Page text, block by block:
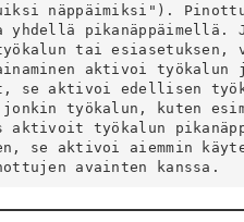
näppäimiksi").
pikanäppäimellä.
tai esiasetuksen,
aktivoi
se aktivoi edellisen
työkalun, kuten
työkalun
se aktivoi aiemmin
avainten kanssa.